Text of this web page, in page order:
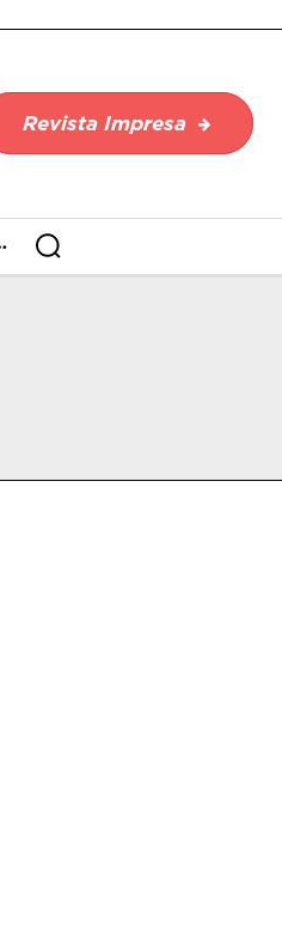
Revista Impresa